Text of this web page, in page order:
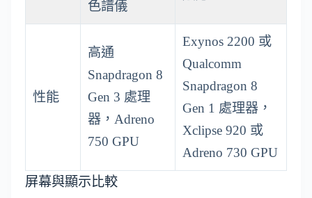
色譜儀
性能
高通
Snapdragon 8
Gen 3 處理
器，Adreno
750 GPU
Exynos 2200 或
Qualcomm
Snapdragon 8
Gen 1 處理器，
Xclipse 920 或
Adreno 730 GPU
屏幕與顯示比較